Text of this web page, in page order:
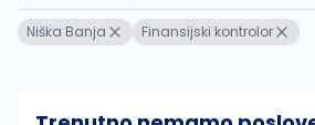
Niška Banja Finansijski kontrolor